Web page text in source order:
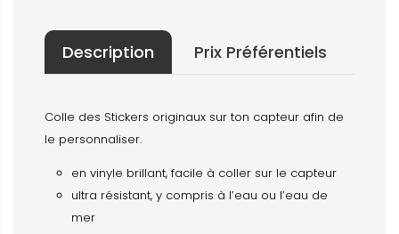
Description Prix Préférentiels
Colle des Stickers originaux sur ton capteur afin de
le personnaliser.
en vinyle brillant, facile à coller sur le capteur
ultra résistant, y compris à l’eau ou l’eau de
mer